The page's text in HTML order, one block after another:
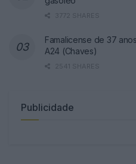
3772 SHARES
Famalicense de 37
A24 (Chaves)
2541 SHARES
Publicidade